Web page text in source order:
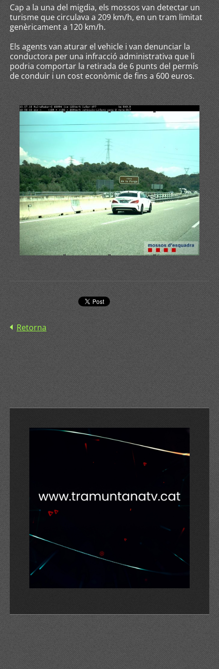
Cap a la una del migdia, els mossos van detectar un
turisme que circulava a 209 km/h, en un tram limitat
genèricament a 120 km/h.
Els agents van aturar el vehicle i van denunciar la
conductora per una infracció administrativa que li
podria comportar la retirada de 6 punts del permís
de conduir i un cost econòmic de fins a 600 euros.
Retorna